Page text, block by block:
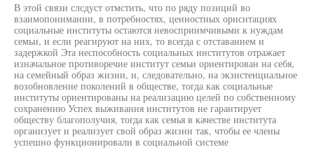
В этой связи слсдуст отмстить, что по ряду позиций во
взаимопонимании, в потребностях, ценностных ориснтациях
социальные институты остаются невосприимчивыми к нуждам
семьи, и если реагируют на них, то всегда с отставанием и
задержкой Эта неспособность социальных институтов отражает
изначальное противоречие институт семьи ориентирован на себя,
на семейный образ жизни, и, следовательно, на экзистенциальное
возобновление поколений в обществе, тогда как социальные
институты ориентированы на реализацию целей по собственному
сохранению Успех выживания институтов не гарантирует
обществу благополучия, тогда как семья в качестве института
организует и реализует свой образ жизни так, чтобы ее члены
успешно функционировали в социальной системе